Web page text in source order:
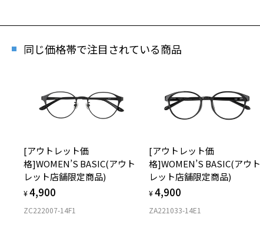
同じ価格帯で注目されている商品
[アウトレット価
格]WOMEN’S BASIC(アウト
レット店舗限定商品)
¥4,900
ZC222007-14F1
[アウトレット価
格]WOMEN’S BASIC(アウト
レット店舗限定商品)
¥4,900
ZA221033-14E1